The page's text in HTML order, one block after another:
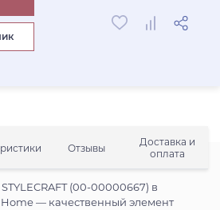
Отзывы
Доставка и
оплата
(00-00000667) в
— качественный элемент